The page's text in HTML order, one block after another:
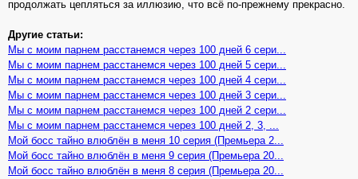
продолжать цепляться за иллюзию, что всё по-прежнему прекрасно.
Другие статьи:
Мы с моим парнем расстанемся через 100 дней 6 сери...
Мы с моим парнем расстанемся через 100 дней 5 сери...
Мы с моим парнем расстанемся через 100 дней 4 сери...
Мы с моим парнем расстанемся через 100 дней 3 сери...
Мы с моим парнем расстанемся через 100 дней 2 сери...
Мы с моим парнем расстанемся через 100 дней 2, 3, ...
Мой босс тайно влюблён в меня 10 серия (Премьера 2...
Мой босс тайно влюблён в меня 9 серия (Премьера 20...
Мой босс тайно влюблён в меня 8 серия (Премьера 20...